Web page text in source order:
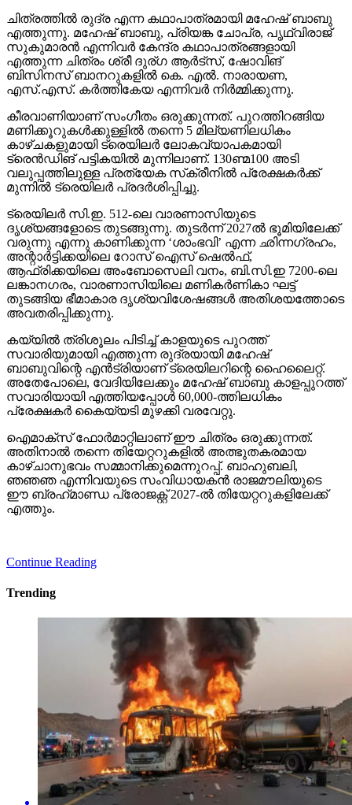
ചിത്രത്തില്‍ രുദ്ര എന്ന കഥാപാത്രമായി മഹേഷ് ബാബു
എത്തുന്നു. മഹേഷ് ബാബു, പ്രിയങ്ക ചോപ്ര, പൃഥ്വിരാജ്
സുകുമാരന്‍ എന്നിവര്‍ കേന്ദ്ര കഥാപാത്രങ്ങളായി
എത്തുന്ന ചിത്രം ശ്രീ ദുര്ഗ ആര്‍ട്‌സ്, ഷോവിങ്
ബിസിനസ് ബാനറുകളില്‍ കെ. എല്‍. നാരായണ,
എസ്.എസ്. കര്‍ത്തികേയ എന്നിവര്‍ നിര്‍മ്മിക്കുന്നു.
കീരവാണിയാണ് സംഗീതം ഒരുക്കുന്നത്. പുറത്തിറങ്ങിയ
മണിക്കൂറുകള്‍ക്കുള്ളില്‍ തന്നെ 5 മില്യണിലധികം
കാഴ്ചകളുമായി ട്രെയിലര്‍ ലോകവ്യാപകമായി
ട്രെന്‍ഡിങ് പട്ടികയില്‍ മുന്നിലാണ്. 130ണ്മ100 അടി
വലുപ്പത്തിലുള്ള പ്രത്യേക സ്‌ക്രീനില്‍ പ്രേക്ഷകര്‍ക്ക്
മുന്നില്‍ ട്രെയിലര്‍ പ്രദര്‍ശിപ്പിച്ചു.
ട്രെയിലര്‍ സി.ഇ. 512-ലെ വാരണാസിയുടെ
ദൃശ്യങ്ങളോടെ തുടങ്ങുന്നു. തുടര്‍ന്ന് 2027ല്‍ ഭൂമിയിലേക്ക്
വരുന്നു എന്നു കാണിക്കുന്ന ‘ശാംഭവി’ എന്ന ഛിന്നഗ്രഹം,
അന്റാര്‍ട്ടിക്കയിലെ റോസ് ഐസ് ഷെല്‍ഫ്,
ആഫ്രിക്കയിലെ അംബോസെലി വനം, ബി.സി.ഇ 7200-ലെ
ലങ്കാനഗരം, വാരണാസിയിലെ മണികര്‍ണികാ ഘട്ട്
തുടങ്ങിയ ഭീമാകാര ദൃശ്യവിശേഷങ്ങള്‍ അതിശയത്തോടെ
അവതരിപ്പിക്കുന്നു.
കയ്യില്‍ ത്രിശൂലം പിടിച്ച് കാളയുടെ പുറത്ത്
സവാരിയുമായി എത്തുന്ന രുദ്രയായി മഹേഷ്
ബാബുവിന്റെ എന്‍ട്രിയാണ് ട്രെയിലറിന്റെ ഹൈലൈറ്റ്.
അതേപോലെ, വേദിയിലേക്കും മഹേഷ് ബാബു കാളപ്പുറത്ത്
സവാരിയായി എത്തിയപ്പോള്‍ 60,000-ത്തിലധികം
പ്രേക്ഷകര്‍ കൈയ്യടി മുഴക്കി വരവേറ്റു.
ഐമാക്‌സ് ഫോര്‍മാറ്റിലാണ് ഈ ചിത്രം ഒരുക്കുന്നത്.
അതിനാല്‍ തന്നെ തിയേറ്ററുകളില്‍ അത്ഭുതകരമായ
കാഴ്ചാനുഭവം സമ്മാനിക്കുമെന്നുറപ്പ്. ബാഹുബലി,
ഞഞഞ എന്നിവയുടെ സംവിധായകന്‍ രാജമൗലിയുടെ
ഈ ബ്രഹ്‌മാണ്ഡ പ്രോജക്റ്റ് 2027-ല്‍ തിയേറ്ററുകളിലേക്ക്
എത്തും.
Continue Reading
Trending